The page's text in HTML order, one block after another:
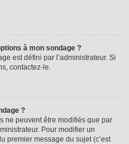
à mon sondage ?
est défini par l’administrateur. Si
contactez-le.
?
ne peuvent être modifiés que par
Pour modifier un
premier message du sujet (c’est